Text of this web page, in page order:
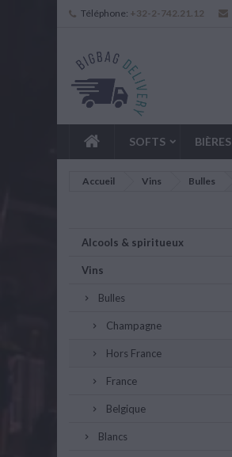
Téléphone: +32-2-742.21.12
SOFTS BIÈRES
Accueil Vins Bulles
Alcools & spiritueux
Vins
Bulles
Champagne
Hors France
France
Belgique
Blancs